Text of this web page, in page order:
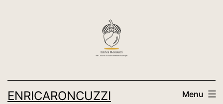
ENRICARONCUZZI Menu